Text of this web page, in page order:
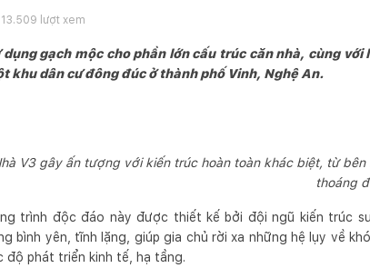
13.509 lượt xem
dụng gạch mộc cho phần lớn cấu trúc căn nhà, cùng
khu dân cư đông đúc ở thành phố Vinh, Nghệ An.
V3 gây ấn tượng với kiến trúc hoàn toàn khác biệt, từ
thoáng
trình độc đáo này được thiết kế bởi đội ngũ kiến trúc
bình yên, tĩnh lặng, giúp gia chủ rời xa những hệ lụy về
độ phát triển kinh tế, hạ tầng.